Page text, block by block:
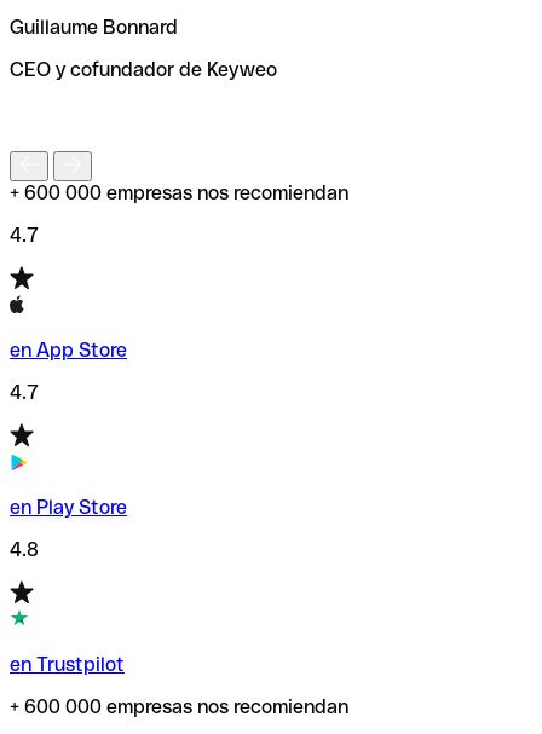
de enviar tu transferencia.
Guillaume Bonnard
CEO y cofundador de Keyweo
+ 600 000 empresas nos recomiendan
4.7
en App Store
4.7
en Play Store
4.8
en Trustpilot
+ 600 000 empresas nos recomiendan